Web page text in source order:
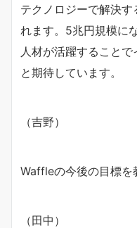
テクノロジーで解決
れます。5兆円規模に
人材が活躍すること
と期待しています。
（吉野）
Waffleの今後の目標を
（田中）